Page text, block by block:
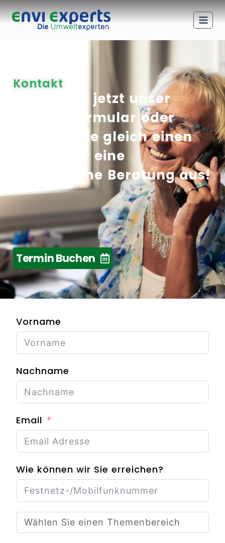
Kontakt
Nutzen Sie jetzt unser
Kontaktformular oder
machen Sie gleich einen
Termin für eine
telefonische Beratung aus!
Termin Buchen
Vorname
Nachname
Email
Wie können wir Sie erreichen?